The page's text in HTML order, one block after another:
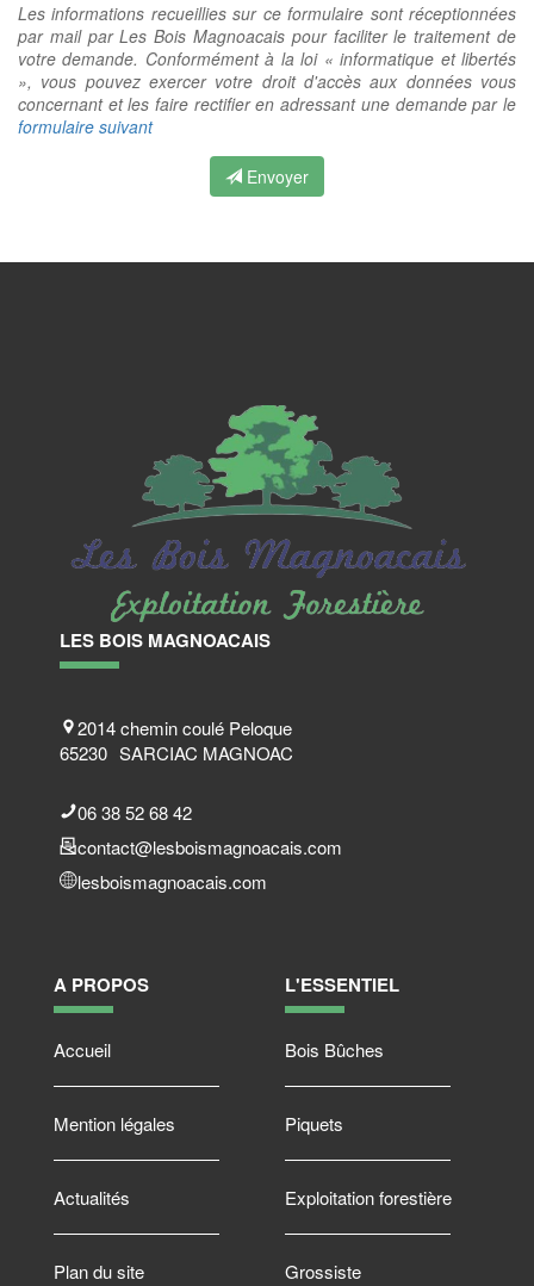
Les informations recueillies sur ce formulaire sont réceptionnées
par mail par Les Bois Magnoacais pour faciliter le traitement de
votre demande. Conformément à la loi « informatique et libertés
», vous pouvez exercer votre droit d'accès aux données vous
concernant et les faire rectifier en adressant une demande par le
formulaire suivant
Envoyer
LES BOIS MAGNOACAIS
2014 chemin coulé Peloque
65230 SARCIAC MAGNOAC
06 38 52 68 42
contact@lesboismagnoacais.com
lesboismagnoacais.com
A PROPOS
Accueil
Mention légales
Actualités
Plan du site
L'ESSENTIEL
Bois Bûches
Piquets
Exploitation forestière
Grossiste